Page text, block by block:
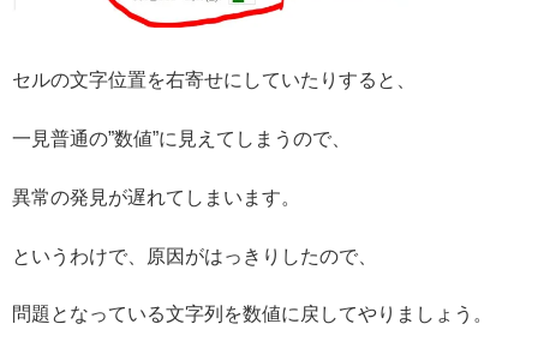
セルの文字位置を右寄せにしていたりすると、
一見普通の”数値”に見えてしまうので、
異常の発見が遅れてしまいます。
というわけで、原因がはっきりしたので、
問題となっている文字列を数値に戻してやりましょう。